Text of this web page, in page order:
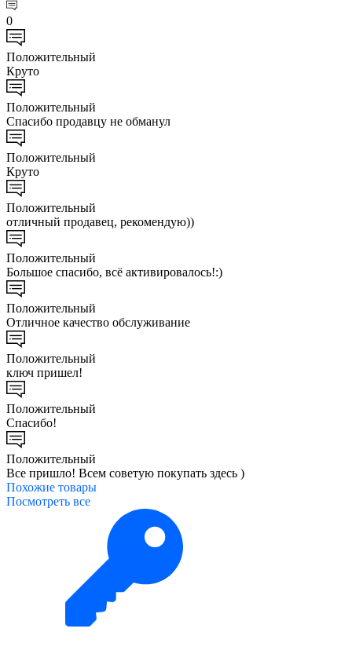
0
Положительный
Круто
Положительный
Спасибо продавцу не обманул
Положительный
Круто
Положительный
отличный продавец, рекомендую))
Положительный
Большое спасибо, всё активировалось!:)
Положительный
Отличное качество обслуживание
Положительный
ключ пришел!
Положительный
Спасибо!
Положительный
Все пришло! Всем советую покупать здесь )
Похожие товары
Посмотреть все